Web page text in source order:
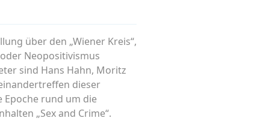
über den „Wiener Kreis“,
Neopositivismus
sind Hans Hahn, Moritz
dieser
Epoche rund um die
„Sex and Crime“.